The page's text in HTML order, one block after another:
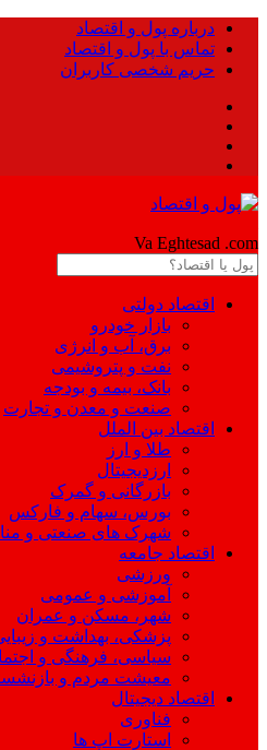
درباره پول و اقتصاد
تماس با پول و اقتصاد
حریم شخصی کاربران
Va Eghtesad .com
اقتصاد دولتی
بازار خودرو
برق، آب و انرژی
نفت و پتروشیمی
بانک، بیمه و بودجه
صنعت و معدن و تجارت
اقتصاد بین الملل
طلا و ارز
ارزدیجیتال
بازرگانی و گمرک
بورس، سهام و فارکس
شهرک های صنعتی و
اقتصاد جامعه
ورزشی
آموزشی و عمومی
شهر، مسکن و عمران
پزشکی، بهداشت و
سیاسی، فرهنگی و
معیشت مردم و
اقتصاد دیجیتال
فناوری
استارت اپ ها